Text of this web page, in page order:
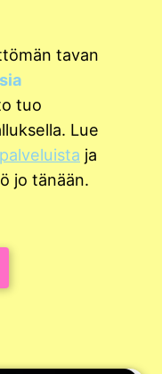
tavan
tuo
Lue
ja
jo tänään.